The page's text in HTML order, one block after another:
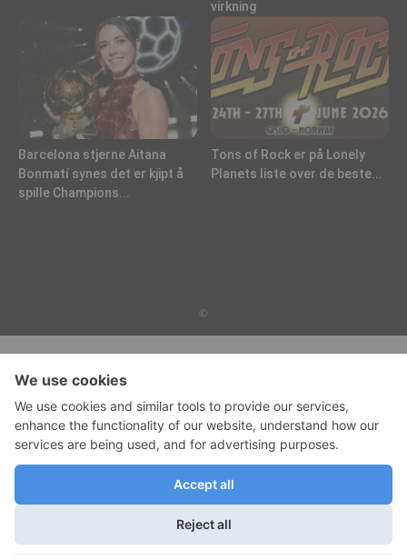
virkning
Barcelona stjerne Aitana
Bonmatí synes det er kjipt å
spille Champions...
Tons of Rock er på Lonely
Planets liste over de beste...
©